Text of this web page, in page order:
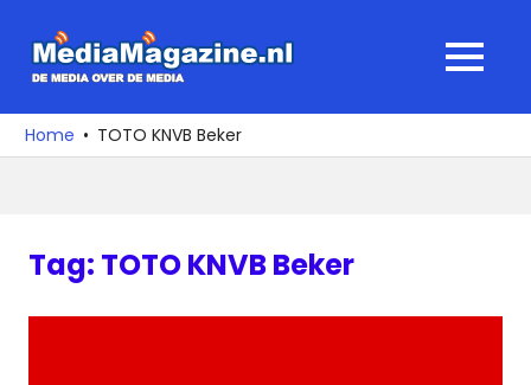
naar
media
over
MENU
Home TOTO KNVB Beker
Tag: TOTO KNVB Beker